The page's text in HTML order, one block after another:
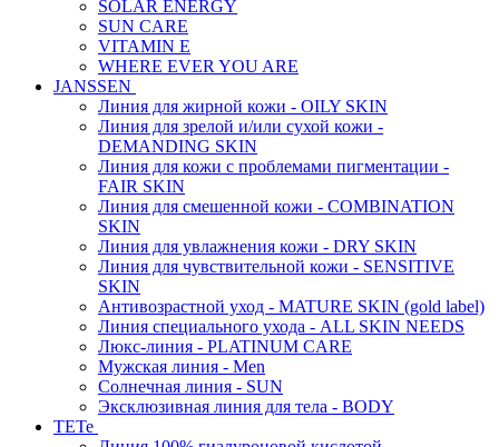
SOLAR ENERGY
SUN CARE
VITAMIN E
WHERE EVER YOU ARE
JANSSEN
Линия для жирной кожи - OILY SKIN
Линия для зрелой и/или сухой кожи -
DEMANDING SKIN
Линия для кожи с проблемами пигментации -
FAIR SKIN
Линия для смешенной кожи - COMBINATION
SKIN
Линия для увлажнения кожи - DRY SKIN
Линия для чувствительной кожи - SENSITIVE
SKIN
Антивозрастной уход - MATURE SKIN (gold label)
Линия специального ухода - ALL SKIN NEEDS
Люкс-линия - PLATINUM CARE
Мужская линия - Men
Солнечная линия - SUN
Эксклюзивная линия для тела - BODY
TETe